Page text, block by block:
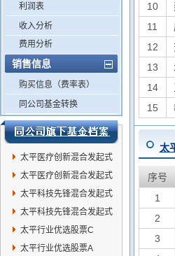
利润表
收入分析
费用分析
销售信息
购买信息（费率表）
同公司基金转换
太平医疗创新混合发起式
A
太平医疗创新混合发起式
C
太平科技先锋混合发起式
C
太平科技先锋混合发起式
A
太平行业优选股票C
太平行业优选股票A
10
11
12
13
14
15
太
序号
1
2
3